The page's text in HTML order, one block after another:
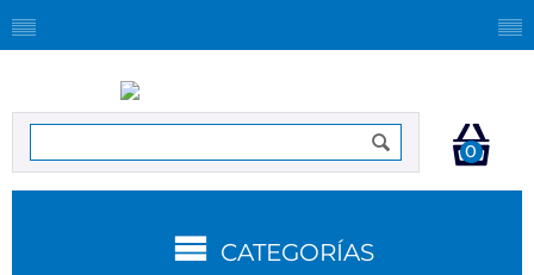
0
CATEGORÍAS